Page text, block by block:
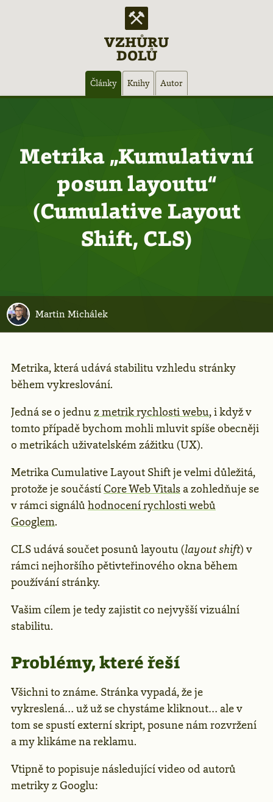
VZHŮRU
DOLŮ
Články Knihy Autor
Metrika „Kumulativní
posun layoutu“
(Cumulative Layout
Shift, CLS)
Martin Michálek
Metrika, která udává stabilitu vzhledu stránky
během vykreslování.
Jedná se o jednu z metrik rychlosti webu, i když v
tomto případě bychom mohli mluvit spíše obecněji
o metrikách uživatelském zážitku (UX).
Metrika Cumulative Layout Shift je velmi důležitá,
protože je součástíCore Web Vitalsa zohledňuje se
v rámci signálů hodnocení rychlosti webů
Googlem.
CLS udává součet posunů layoutu (layout shift) v
rámci nejhoršího pětivteřinového okna během
používání stránky.
Vašim cílem je tedy zajistit co nejvyšší vizuální
stabilitu.
Problémy, které řeší
Všichni to známe. Stránka vypadá, že je
vykreslená… už už se chystáme kliknout… ale v
tom se spustí externí skript, posune nám rozvržení
a my klikáme na reklamu.
Vtipně to popisuje následující video od autorů
metriky z Googlu: